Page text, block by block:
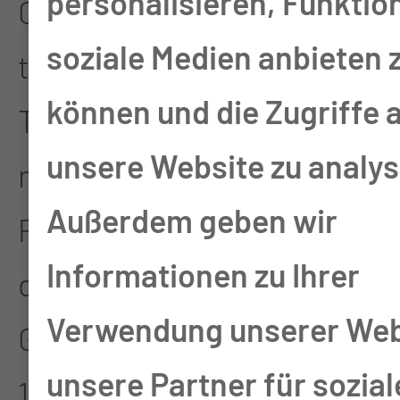
Carl-Thiem-Klinikum
traditionell ein wichtiges
Thema. Nach
mehrmonatiger
Planungsphase konnte auf
dem Gelände unseres
Gesundheitscampus am
soziale Medien anbieten
können und die Zugriffe
unsere Website zu
Außerdem geben wir
Informationen zu Ihrer
Verwendung unserer
unsere Partner für